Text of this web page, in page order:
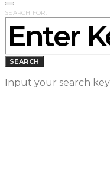
SEARCH FOR:
SEARCH
Input your search